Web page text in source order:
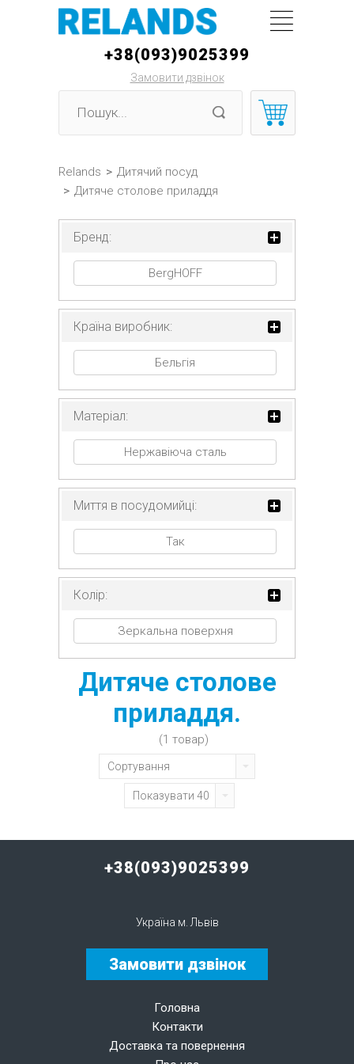
+38(093)9025399
Замовити дзвінок
Relands > Дитячий посуд
> Дитяче столове приладдя
Бренд:
BergHOFF
Країна виробник:
Бельгія
Матеріал:
Нержавіюча сталь
Миття в посудомийці:
Так
Колір:
Зеркальна поверхня
Дитяче столове
приладдя.
(1 товар)
Показувати 40
Сортування
+38(093)9025399
Україна м. Львів
Замовити дзвінок
Головна
Контакти
Доставка та повернення